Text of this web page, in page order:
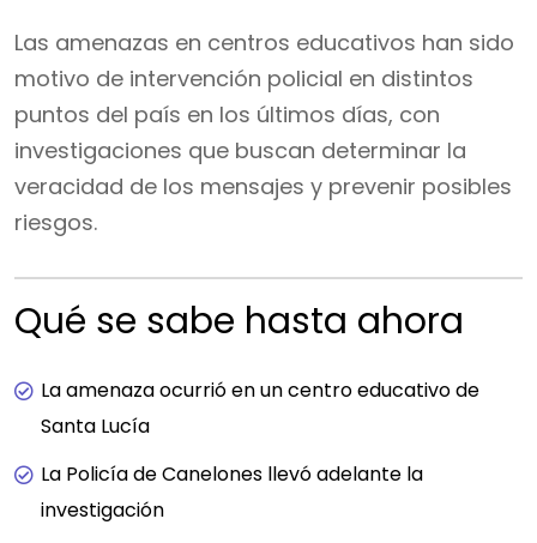
Las amenazas en centros educativos han sido
motivo de intervención policial en distintos
puntos del país en los últimos días, con
investigaciones que buscan determinar la
veracidad de los mensajes y prevenir posibles
riesgos.
Qué se sabe hasta ahora
La amenaza ocurrió en un centro educativo de
Santa Lucía
La Policía de Canelones llevó adelante la
investigación